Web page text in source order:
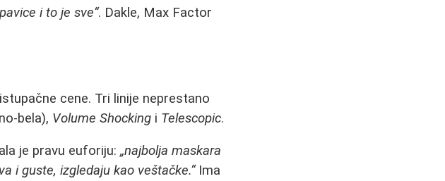
i to je sve“. Dakle, Max Factor
cene. Tri linije neprestano
Volume Shocking i Telescopic.
je pravu euforiju:„najbolja maskara
i guste, izgledaju kao veštačke.“Ima